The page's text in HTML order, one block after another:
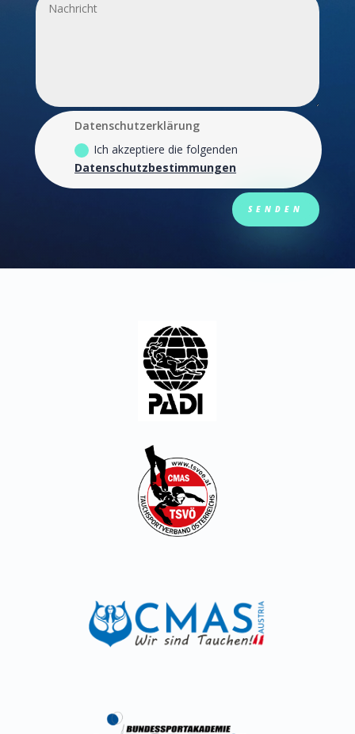
Datenschutzerklärung
Ich akzeptiere die folgenden
Datenschutzbestimmungen
SENDEN